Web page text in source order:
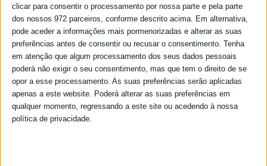
clicar para consentir o processamento por nossa parte e pela parte
dos nossos 972 parceiros, conforme descrito acima. Em alternativa,
pode aceder a informações mais pormenorizadas e alterar as suas
preferências antes de consentir ou recusar o consentimento. Tenha
em atenção que algum processamento dos seus dados pessoais
poderá não exigir o seu consentimento, mas que tem o direito de se
opor a esse processamento. As suas preferências serão aplicadas
apenas a este website. Poderá alterar as suas preferências em
qualquer momento, regressando a este site ou acedendo à nossa
política de privacidade.
região Centro tem agora um total acumulado de 171.883 infeções e
3.300 mortes.
O Algarve totaliza 52.586 contágios e 552 óbitos e o Alentejo soma
43.796 casos e 1.072 mortos por covid-19.
A Região Autónoma da Madeira contabilizou, nas últimas 24 horas,
segundo a DGS, 170 novos casos e um óbito, somando 16.209
infeções e 113 mortes, e os Açores registaram 13 novos contágios,
totalizando 10.460 e 49 mortes.
As autoridades regionais dos Açores e da Madeira divulgam